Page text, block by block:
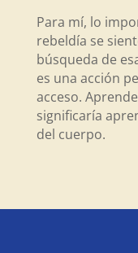
Para mí, lo
rebeldía se
búsqueda de
es una acción
acceso.
significaría
del cuerpo.